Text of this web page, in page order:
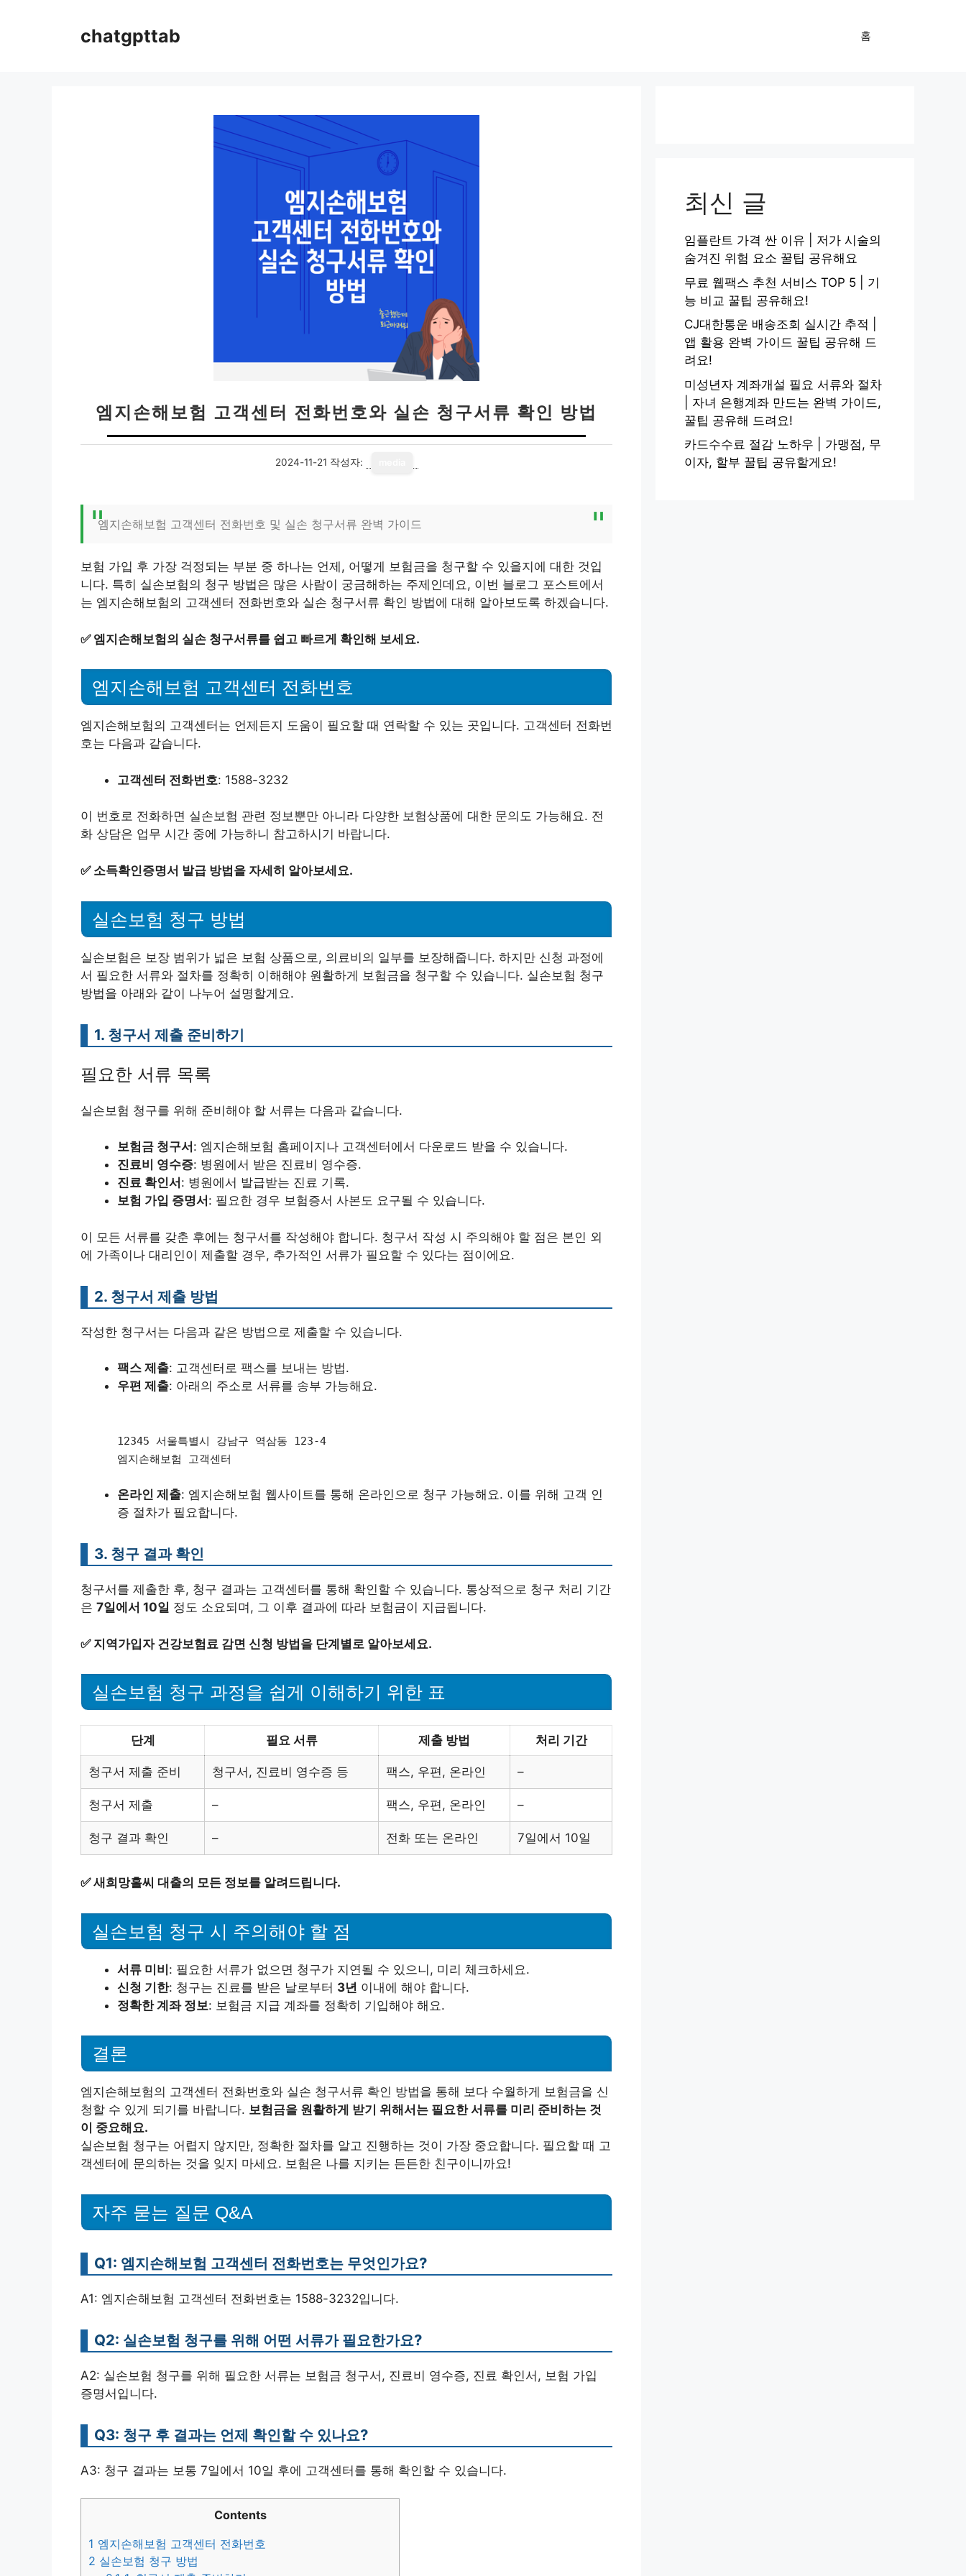
chatgpttab 홈
엠지손해보험 고객센터 전화번호와 실손 청구서류 확인 방법
2024-11-21 작성자:
엠지손해보험 고객센터 전화번호 및 실손 청구서류 완벽 가이드
보험 가입 후 가장 걱정되는 부분 중 하나는 언제, 어떻게 보험금을 청구할 수 있을지에 대한 것입
니다. 특히 실손보험의 청구 방법은 많은 사람이 궁금해하는 주제인데요, 이번 블로그 포스트에서
는 엠지손해보험의 고객센터 전화번호와 실손 청구서류 확인 방법에 대해 알아보도록 하겠습니다.
✅ 엠지손해보험의 실손 청구서류를 쉽고 빠르게 확인해 보세요.
엠지손해보험 고객센터 전화번호
엠지손해보험의 고객센터는 언제든지 도움이 필요할 때 연락할 수 있는 곳입니다. 고객센터 전화번
호는 다음과 같습니다.
고객센터 전화번호: 1588-3232
이 번호로 전화하면 실손보험 관련 정보뿐만 아니라 다양한 보험상품에 대한 문의도 가능해요. 전
화 상담은 업무 시간 중에 가능하니 참고하시기 바랍니다.
✅ 소득확인증명서 발급 방법을 자세히 알아보세요.
실손보험 청구 방법
실손보험은 보장 범위가 넓은 보험 상품으로, 의료비의 일부를 보장해줍니다. 하지만 신청 과정에
서 필요한 서류와 절차를 정확히 이해해야 원활하게 보험금을 청구할 수 있습니다. 실손보험 청구
방법을 아래와 같이 나누어 설명할게요.
1. 청구서 제출 준비하기
필요한 서류 목록
실손보험 청구를 위해 준비해야 할 서류는 다음과 같습니다.
보험금 청구서 : 엠지손해보험 홈페이지나 고객센터에서 다운로드 받을 수 있습니다.
진료비 영수증: 병원에서 받은 진료비 영수증.
진료 확인서 : 병원에서 발급받는 진료 기록.
보험 가입 증명서 : 필요한 경우 보험증서 사본도 요구될 수 있습니다.
이 모든 서류를 갖춘 후에는 청구서를 작성해야 합니다. 청구서 작성 시 주의해야 할 점은 본인 외
에 가족이나 대리인이 제출할 경우, 추가적인 서류가 필요할 수 있다는 점이에요.
2. 청구서 제출 방법
작성한 청구서는 다음과 같은 방법으로 제출할 수 있습니다.
팩스 제출: 고객센터로 팩스를 보내는 방법.
우편 제출: 아래의 주소로 서류를 송부 가능해요.
12345 서울특별시 강남구 역삼동 123-4
엠지손해보험 고객센터
온라인 제출: 엠지손해보험 웹사이트를 통해 온라인으로 청구 가능해요. 이를 위해 고객 인
증 절차가 필요합니다.
3. 청구 결과 확인
청구서를 제출한 후, 청구 결과는 고객센터를 통해 확인할 수 있습니다. 통상적으로 청구 처리 기간
은 7일에서 10일 정도 소요되며, 그 이후 결과에 따라 보험금이 지급됩니다.
✅ 지역가입자 건강보험료 감면 신청 방법을 단계별로 알아보세요.
실손보험 청구 과정을 쉽게 이해하기 위한 표
단계 필요 서류 제출 방법 처리 기간
청구서 제출 준비 청구서, 진료비 영수증 등 팩스, 우편, 온라인 –
청구서 제출 – 팩스, 우편, 온라인 –
청구 결과 확인 – 전화 또는 온라인 7일에서 10일
✅새희망홀씨 대출의 모든 정보를 알려드립니다.
실손보험 청구 시 주의해야 할 점
서류 미비: 필요한 서류가 없으면 청구가 지연될 수 있으니, 미리 체크하세요.
신청 기한: 청구는 진료를 받은 날로부터 3년 이내에 해야 합니다.
정확한 계좌 정보: 보험금 지급 계좌를 정확히 기입해야 해요.
결론
엠지손해보험의 고객센터 전화번호와 실손 청구서류 확인 방법을 통해 보다 수월하게 보험금을 신
청할 수 있게 되기를 바랍니다. 보험금을 원활하게 받기 위해서는 필요한 서류를 미리 준비하는 것
이 중요해요.
실손보험 청구는 어렵지 않지만, 정확한 절차를 알고 진행하는 것이 가장 중요합니다. 필요할 때 고
객센터에 문의하는 것을 잊지 마세요. 보험은 나를 지키는 든든한 친구이니까요!
자주 묻는 질문 Q&A
Q1: 엠지손해보험 고객센터 전화번호는 무엇인가요?
A1: 엠지손해보험 고객센터 전화번호는 1588-3232입니다.
Q2: 실손보험 청구를 위해 어떤 서류가 필요한가요?
A2: 실손보험 청구를 위해 필요한 서류는 보험금 청구서, 진료비 영수증, 진료 확인서, 보험 가입
증명서입니다.
Q3: 청구 후 결과는 언제 확인할 수 있나요?
A3: 청구 결과는 보통 7일에서 10일 후에 고객센터를 통해 확인할 수 있습니다.
Contents
1 엠지손해보험 고객센터 전화번호
2 실손보험 청구 방법
최신 글
임플란트 가격 싼 이유 | 저가 시술의
숨겨진 위험 요소 꿀팁 공유해요
무료 웹팩스 추천 서비스 TOP 5 | 기
능 비교 꿀팁 공유해요!
CJ대한통운 배송조회 실시간 추적 |
앱 활용 완벽 가이드 꿀팁 공유해 드
려요!
미성년자 계좌개설 필요 서류와 절차
| 자녀 은행계좌 만드는 완벽 가이드,
꿀팁 공유해 드려요!
카드수수료 절감 노하우 | 가맹점, 무
이자, 할부 꿀팁 공유할게요!